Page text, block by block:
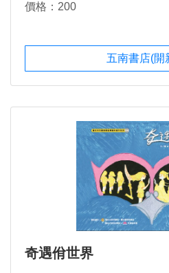
價格：200
五南書店(開
奇遇佾世界